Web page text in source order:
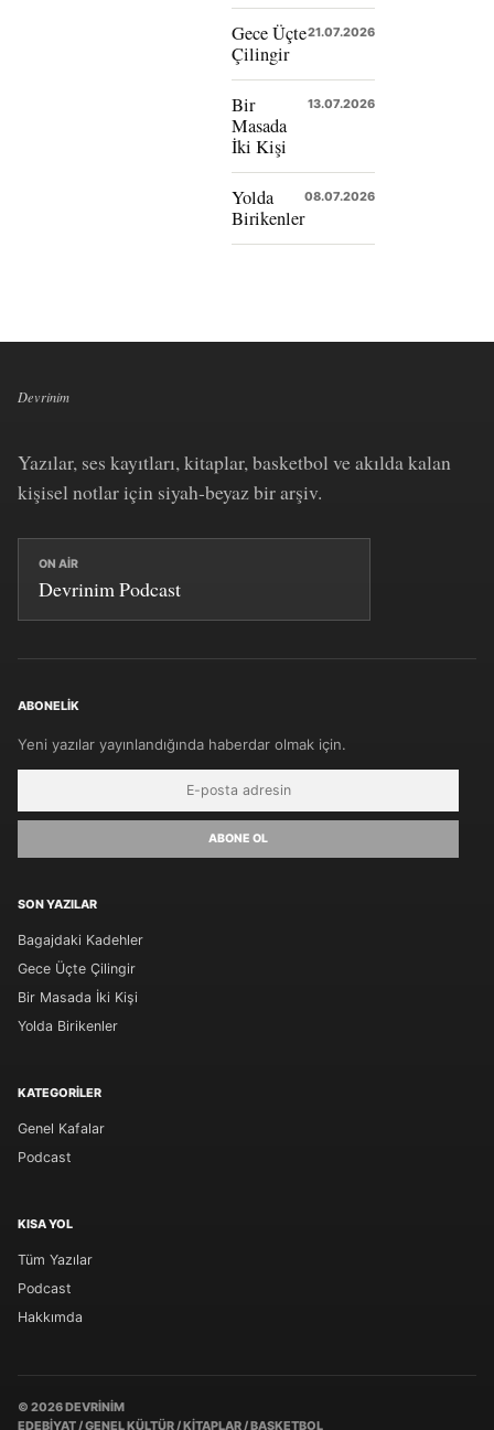
Gece Üçte
Çilingir
21.07.2026
Bir
Masada
İki Kişi
13.07.2026
Yolda
Birikenler
08.07.2026
Devrinim
Yazılar, ses kayıtları, kitaplar, basketbol ve akılda kalan
kişisel notlar için siyah-beyaz bir arşiv.
ON AIR
Devrinim Podcast
ABONELIK
Yeni yazılar yayınlandığında haberdar olmak için.
ABONE OL
SON YAZILAR
Bagajdaki Kadehler
Gece Üçte Çilingir
Bir Masada İki Kişi
Yolda Birikenler
KATEGORILER
Genel Kafalar
Podcast
KISA YOL
Tüm Yazılar
Podcast
Hakkımda
© 2026 DEVRINIM
EDEBIYAT / GENEL KÜLTÜR / KITAPLAR / BASKETBOL